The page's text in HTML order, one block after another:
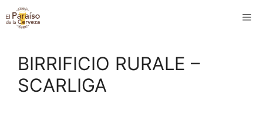
Saltar
al
BIRRIFICIO RURALE –
SCARLIGA